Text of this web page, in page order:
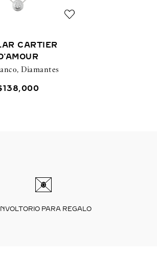
CARTIER
Diamantes
138,000
PARA REGALO